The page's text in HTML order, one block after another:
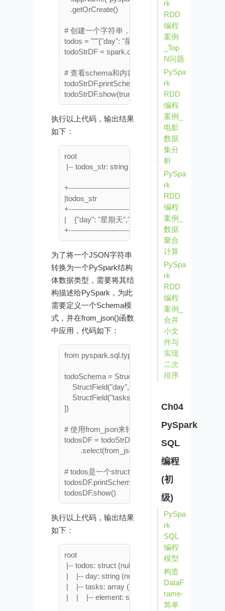
   .getOrCreate()
# 创建一个字符串，它包含有JSON格式的字符
todos = """{"day": "星期天","tasks": ["抽烟", "喝酒
todoStrDF = spark.createDataFrame([(todos,)],
# 查看schema和内容
todoStrDF.printSchema()
todoStrDF.show(truncate=False)
执行以上代码，输出结果
如下：
root
|-- todos_str: string (nullable = true)
+-----------------------------------------------------+
|todos_str                                                     |
+-----------------------------------------------------+
|    {"day": "星期天","tasks": ["抽烟", "喝酒", "去烫
为了将一个JSON字符串
转换为一个PySpark结构
体数据类型，需要将其结
构描述给PySpark，为此
需要定义一个Schema模
式，并在from_json()函数
中应用，代码如下：
from pyspark.sql.types import *
todoSchema = StructType([
    StructField("day", StringType(), True),
StructField("tasks",  ArrayType(StringType()),
])
# 使用from_json来转换JSON string
todosDF = todoStrDF \
# todos是一个struct数据类型，包含两个字段：
todosDF.printSchema()
执行以上代码，输出结果
如下：
root
|-- todos: struct (nullable = true)
|    |-- day: string (nullable = true)
|    |-- tasks: array (nullable = true)
|    |    |-- element: string (containsNull = true)
rk
RDD
编程
案例
_Top
N问题
PySpa
rk
RDD
编程
案例_
电影
数据
集分
析
PySpa
rk
RDD
编程
案例_
数据
聚合
计算
PySpa
rk
RDD
编程
案例_
合并
小文
件与
实现
二次
排序
Ch04
PySpark
SQL
编程
(初
级)
PySpa
rk
SQL
编程
模型
构造
DataF
rame-
简单